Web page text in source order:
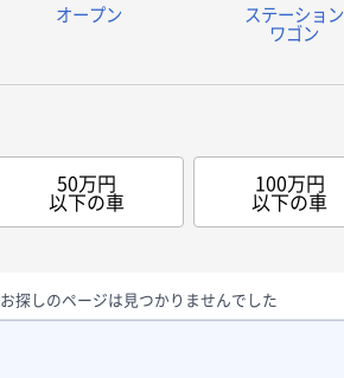
オープン ステーション
ワゴン
50万円
以下の車
100万円
以下の車
お探しのページは見つかりませんでした